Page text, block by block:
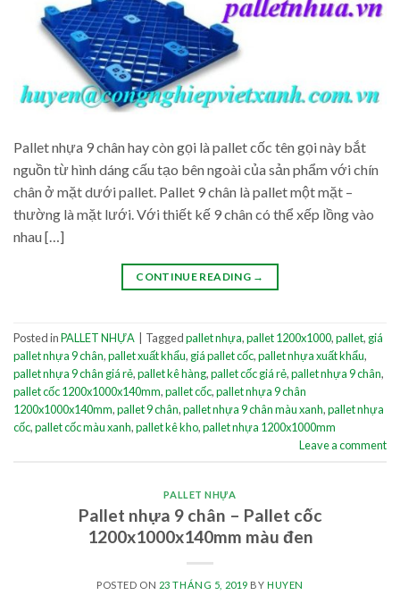
Pallet nhựa 9 chân hay còn gọi là pallet cốc tên gọi này bắt
nguồn từ hình dáng cấu tạo bên ngoài của sản phẩm với chín
chân ở mặt dưới pallet. Pallet 9 chân là pallet một mặt –
thường là mặt lưới. Với thiết kế 9 chân có thể xếp lồng vào
nhau […]
CONTINUE READING →
Posted inPALLET NHỰA Taggedpallet nhựa,pallet 1200x1000,pallet, giá
pallet nhựa 9 chân,pallet xuất khẩu, giá pallet cốc,pallet nhựa xuất khẩu,
pallet nhựa 9 chân giá rẻ,pallet kê hàng,pallet cốc giá rẻ,pallet nhựa 9 chân,
pallet cốc 1200x1000x140mm,pallet cốc,pallet nhựa 9 chân
1200x1000x140mm,pallet 9 chân,pallet nhựa 9 chân màu xanh,pallet nhựa
cốc,pallet cốc màu xanh,pallet kê kho,pallet nhựa 1200x1000mm
Leave a comment
PALLET NHỰA
Pallet nhựa 9 chân – Pallet cốc
1200x1000x140mm màu đen
POSTED ON 23 THÁNG 5, 2019 BY HUYEN